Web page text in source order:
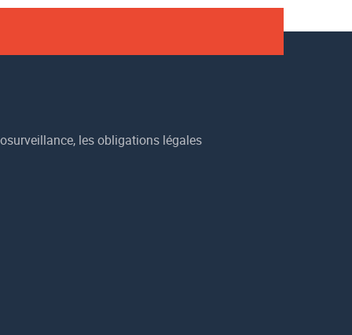
les obligations légales